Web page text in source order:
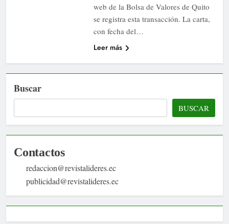
web de la Bolsa de Valores de Quito
se registra esta transacción. La carta,
con fecha del…
Leer más
Buscar
BUSCAR
Contactos
redaccion@revistalideres.ec
publicidad@revistalideres.ec